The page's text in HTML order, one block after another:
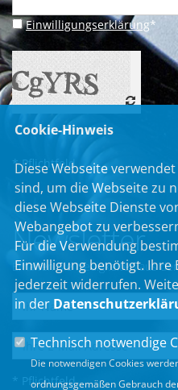
Einwilligungserklärung*
* Pflichtfeld
Newsletter
Erhalten Sie Neuigkeiten aus
* Pflichtfeld
Cookie-Hinweis
Diese Webseite
sind, um die Webseite zu
diese Webseite Dienste
Webangebot zu
Für die Verwendung
Einwilligung benötigt. Ihre
jederzeit widerrufen.
in der
Technisch notwendige
Die notwendigen Cookies
ordnungsgemäßen Gebrauch